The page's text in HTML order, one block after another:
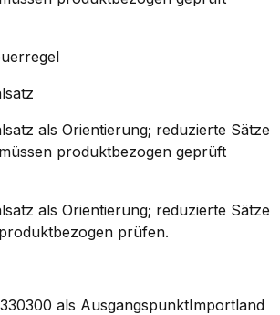
als Orientierung; reduzierte Sätze
produktbezogen geprüft
als Orientierung; reduzierte Sätze
prüfen.
als AusgangspunktImportland